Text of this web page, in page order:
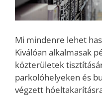
Mi mindenre lehet
Kiválóan alkalmasak
közterületek
parkolóhelyeken és
végzett